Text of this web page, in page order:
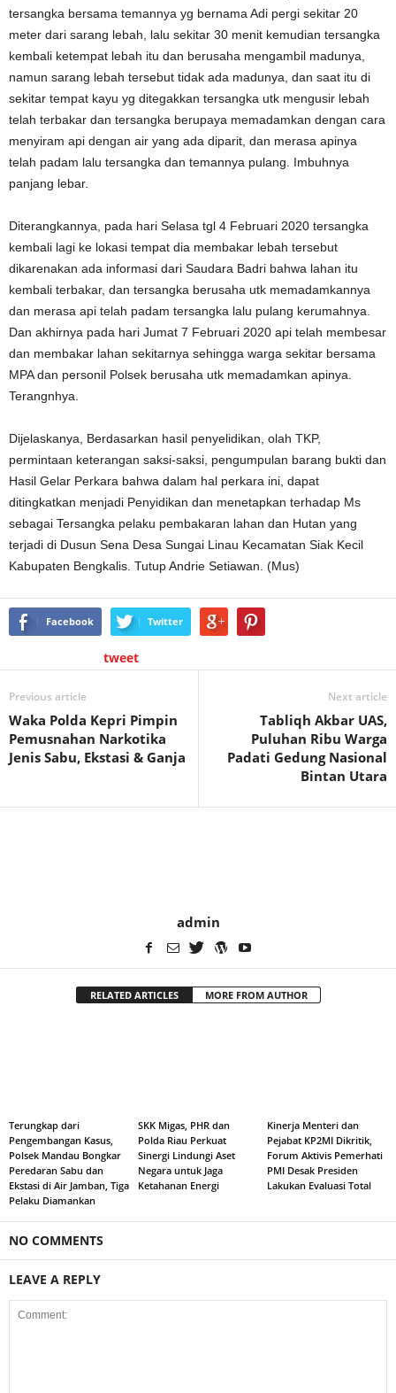
tersangka bersama temannya yg bernama Adi pergi sekitar 20
meter dari sarang lebah, lalu sekitar 30 menit kemudian tersangka
kembali ketempat lebah itu dan berusaha mengambil madunya,
namun sarang lebah tersebut tidak ada madunya, dan saat itu di
sekitar tempat kayu yg ditegakkan tersangka utk mengusir lebah
telah terbakar dan tersangka berupaya memadamkan dengan cara
menyiram api dengan air yang ada diparit, dan merasa apinya
telah padam lalu tersangka dan temannya pulang. Imbuhnya
panjang lebar.
Diterangkannya, pada hari Selasa tgl 4 Februari 2020 tersangka
kembali lagi ke lokasi tempat dia membakar lebah tersebut
dikarenakan ada informasi dari Saudara Badri bahwa lahan itu
kembali terbakar, dan tersangka berusaha utk memadamkannya
dan merasa api telah padam tersangka lalu pulang kerumahnya.
Dan akhirnya pada hari Jumat 7 Februari 2020 api telah membesar
dan membakar lahan sekitarnya sehingga warga sekitar bersama
MPA dan personil Polsek berusaha utk memadamkan apinya.
Terangnhya.
Dijelaskanya, Berdasarkan hasil penyelidikan, olah TKP,
permintaan keterangan saksi-saksi, pengumpulan barang bukti dan
Hasil Gelar Perkara bahwa dalam hal perkara ini, dapat
ditingkatkan menjadi Penyidikan dan menetapkan terhadap Ms
sebagai Tersangka pelaku pembakaran lahan dan Hutan yang
terjadi di Dusun Sena Desa Sungai Linau Kecamatan Siak Kecil
Kabupaten Bengkalis. Tutup Andrie Setiawan. (Mus)
Facebook Twitter
tweet
Previous article
Waka Polda Kepri Pimpin
Pemusnahan Narkotika
Jenis Sabu, Ekstasi & Ganja
Next article
Tabliqh Akbar UAS,
Puluhan Ribu Warga
Padati Gedung Nasional
Bintan Utara
admin
RELATED ARTICLES MORE FROM AUTHOR
Terungkap dari
Pengembangan Kasus,
Polsek Mandau Bongkar
Peredaran Sabu dan
Ekstasi di Air Jamban, Tiga
Pelaku Diamankan
SKK Migas, PHR dan
Polda Riau Perkuat
Sinergi Lindungi Aset
Negara untuk Jaga
Ketahanan Energi
Kinerja Menteri dan
Pejabat KP2MI Dikritik,
Forum Aktivis Pemerhati
PMI Desak Presiden
Lakukan Evaluasi Total
NO COMMENTS
LEAVE A REPLY